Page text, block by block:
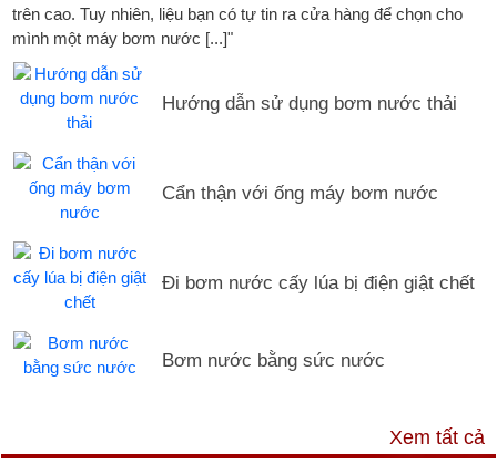
trên cao. Tuy nhiên, liệu bạn có tự tin ra cửa hàng để chọn cho
mình một máy bơm nước [...]"
Hướng dẫn sử dụng bơm nước thải
Cẩn thận với ống máy bơm nước
Đi bơm nước cấy lúa bị điện giật chết
Bơm nước bằng sức nước
Xem tất cả